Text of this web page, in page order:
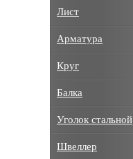
Лист
Арматура
Круг
Балка
Уголок стальной
Швеллер